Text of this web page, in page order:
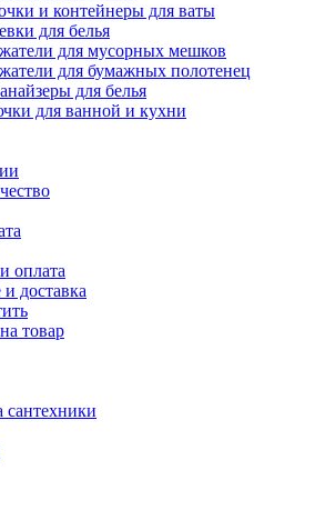
и контейнеры для ваты
для белья
для мусорных мешков
для бумажных полотенец
для белья
для ванной и кухни
оплата
доставка
товар
сантехники